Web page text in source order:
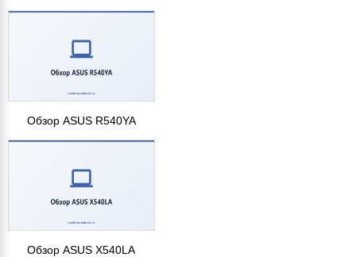
Обзор ASUS R540YA
Обзор ASUS X540LA